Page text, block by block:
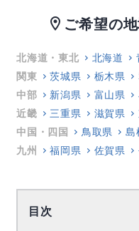
location_on ご希望の
北海道・東北 北海道
関東
茨城県 栃木県
中部
新潟県 富山県
近畿
三重県 滋賀県
中国・四国
鳥取県 島
九州
福岡県 佐賀県
目次